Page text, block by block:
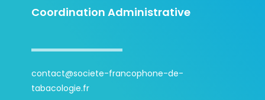
Coordination Administrative
contact@societe-francophone-de-
tabacologie.fr